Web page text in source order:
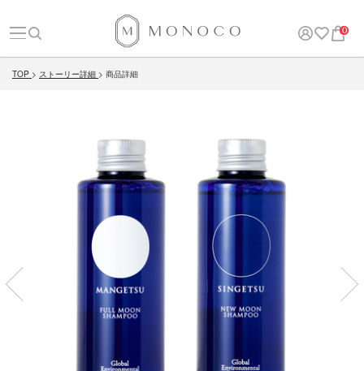
0
TOP ストーリー詳細 商品詳細